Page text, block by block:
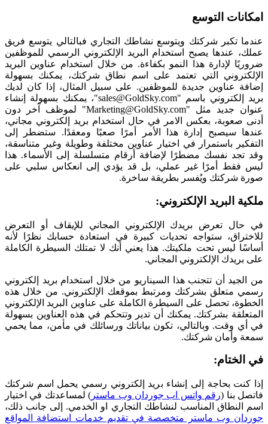
امكانات التوسع
عندما تكبر شركتك ويتوسع نشاطك التجاري فبالتالي يتوسع فريق
عملك، عندها يصبح استخدام البريد الإلكتروني الرسمي للموظفين
ضروريًا لإدارة هذا النمو بكفاءة. من خلال استخدام عناوين البريد
الإلكتروني التي تعتمد على اسم نطاق شركتك، يمكنك بسهولة
إضافة عناوين جديدة للموظفين. على سبيل المثال، إذا كان لديك
بريد إلكتروني باسم "sales@GoldSky.com"، يمكنك بسهولة إنشاء
عنوان جديد مثل "Marketing@GoldSky.com" لموظف آخر دون
أدنى صعوبة، بعكس الامر في حال استخدام بريد إلكتروني مجاني،
عندها سيصبح إدارة هذا الأمر أمرًا صعبًا ومعقدًا. ستضطر إلى
التفكير باستمرار في اختيار عناوين مختلفة وطويلة وغير متناسقة،
وقد تجد نفسك مضطرًا لإضافة أرقام متسلسلة إلى الأسماء. هذا
ليس فقط أمرًا غير عملي، بل قد يؤدي إلى انعكاس سلبي على
صورة شركتك ويُفسر بطريقة ساخرة.
ملكية البريد الإلكتروني:
في حال تعرض بريدك الإلكتروني المجاني للإيقاف أو التعرض
للاختراق، ستواجه تحديات كبيرة في استعادة حسابك نظرًا لأنه
أساسًا ليس تحت ملكيتك. هذا يعني أنك لا تمتلك السيطرة الكاملة
على بريدك الإلكتروني المجاني.
من الجيد أن تتجنب هذا السيناريو من خلال استخدام بريد إلكتروني
رسمي متعلق بشركتك ومرتبط بموقعك الإلكتروني. من خلال هذه
الخطوة، تحصل على السيطرة الكاملة على عناوين البريد الإلكتروني
المتعلقة بشركتك. يمكنك أن تدير وتتحكم في هذه العناوين بسهولة
في أي وقت. وبالتالي، تكون بياناتك ورسائلك في مأمن، مما يحمي
سمعة وأمان شركتك.
في الختام:
إذا كنت بحاجة إلى إنشاء بريد إلكتروني رسمي يحمل اسم شركتك
فاتصل بنا (رقم واتس اب جوردان وب ماستر ) لمساعدتك في اختيار
اسم النطاق المناسب لنشاطك التجاري او الخدمي. إلى جانب ذلك،
جوردان وب ماستر متخصصة في تقديم خدمات استضافة المواقع